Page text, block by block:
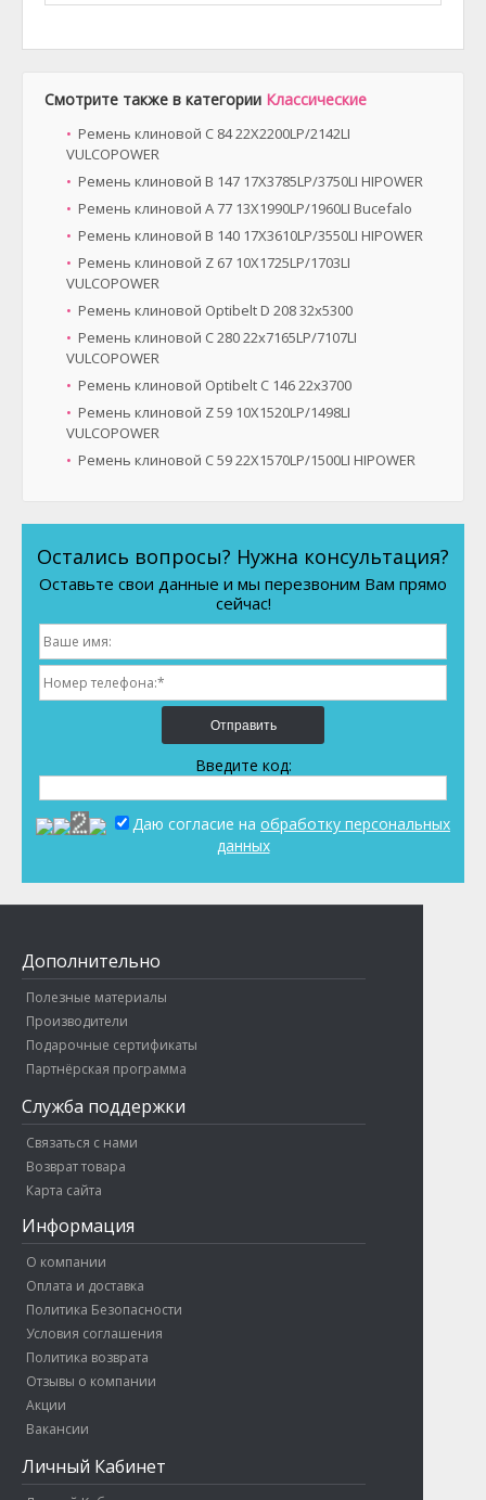
Смотрите также в категории Классические
Ремень клиновой C 84 22X2200LP/2142LI
VULCOPOWER
Ремень клиновой B 147 17X3785LP/3750LI HIPOWER
Ремень клиновой A 77 13X1990LP/1960LI Bucefalo
Ремень клиновой B 140 17X3610LP/3550LI HIPOWER
Ремень клиновой Z 67 10X1725LP/1703LI
VULCOPOWER
Ремень клиновой Optibelt D 208 32x5300
Ремень клиновой C 280 22x7165LP/7107LI
VULCOPOWER
Ремень клиновой Optibelt C 146 22x3700
Ремень клиновой Z 59 10X1520LP/1498LI
VULCOPOWER
Ремень клиновой C 59 22X1570LP/1500LI HIPOWER
Остались вопросы? Нужна консультация?
Оставьте свои данные и мы перезвоним Вам прямо
сейчас!
Отправить
Введите код:
Даю согласие на обработку персональных
данных
Дополнительно
Полезные материалы
Производители
Подарочные сертификаты
Партнёрская программа
Служба поддержки
Связаться с нами
Возврат товара
Карта сайта
Информация
О компании
Оплата и доставка
Политика Безопасности
Условия соглашения
Политика возврата
Отзывы о компании
Акции
Вакансии
Личный Кабинет